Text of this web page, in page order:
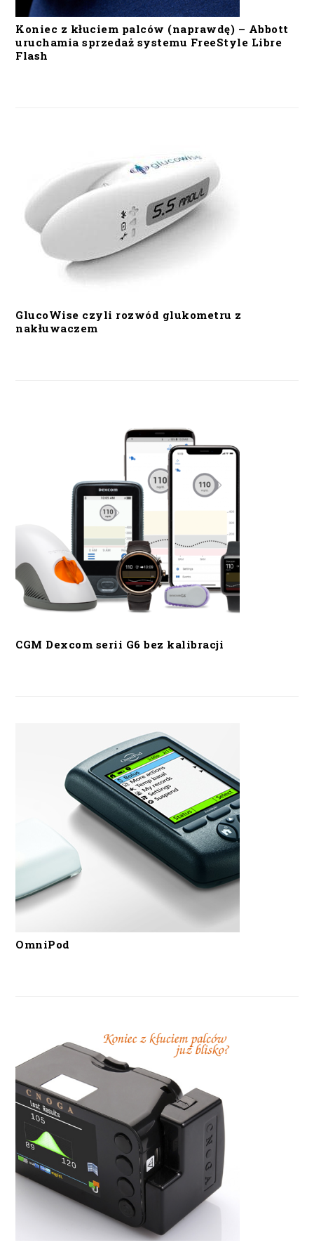
Koniec z kłuciem palców (naprawdę) – Abbott
uruchamia sprzedaż systemu FreeStyle Libre
Flash
GlucoWise czyli rozwód glukometru z
nakłuwaczem
CGM Dexcom serii G6 bez kalibracji
OmniPod